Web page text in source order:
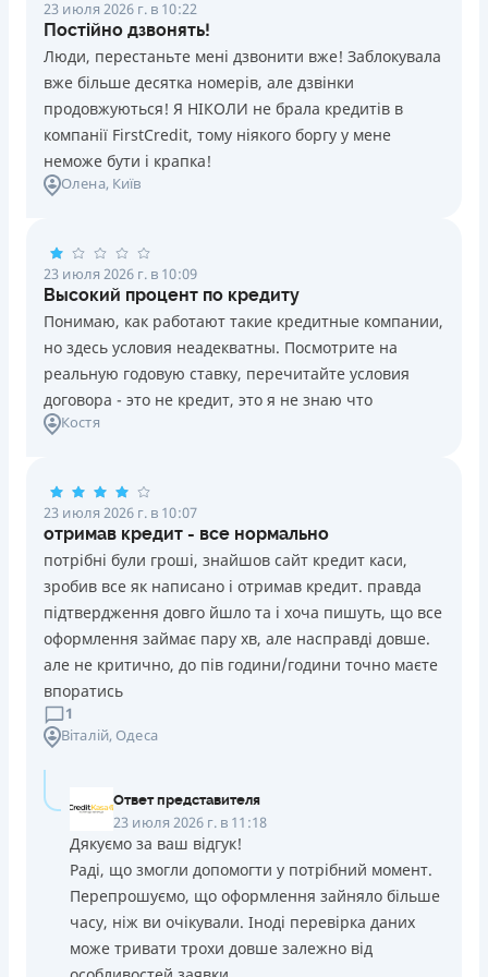
23 июля 2026 г. в 10:22
Постійно дзвонять!
Люди, перестаньте мені дзвонити вже! Заблокувала
вже більше десятка номерів, але дзвінки
продовжуються! Я НІКОЛИ не брала кредитів в
компанії FirstCredit, тому ніякого боргу у мене
неможе бути і крапка!
Олена, Київ
23 июля 2026 г. в 10:09
Высокий процент по кредиту
Понимаю, как работают такие кредитные компании,
но здесь условия неадекватны. Посмотрите на
реальную годовую ставку, перечитайте условия
договора - это не кредит, это я не знаю что
Костя
23 июля 2026 г. в 10:07
отримав кредит - все нормально
потрібні були гроші, знайшов сайт кредит каси,
зробив все як написано і отримав кредит. правда
підтвердження довго йшло та і хоча пишуть, що все
оформлення займає пару хв, але насправді довше.
але не критично, до пів години/години точно маєте
впоратись
1
Віталій, Одеса
Ответ представителя
23 июля 2026 г. в 11:18
Дякуємо за ваш відгук!
Раді, що змогли допомогти у потрібний момент.
Перепрошуємо, що оформлення зайняло більше
часу, ніж ви очікували. Іноді перевірка даних
може тривати трохи довше залежно від